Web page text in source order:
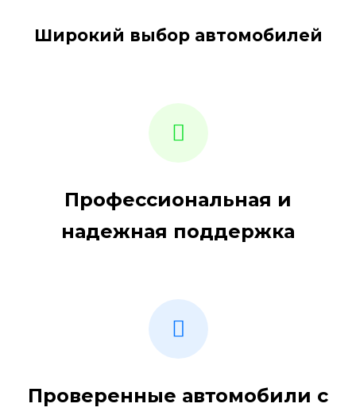
Широкий выбор автомобилей
Профессиональная и
надежная поддержка
Проверенные автомобили с